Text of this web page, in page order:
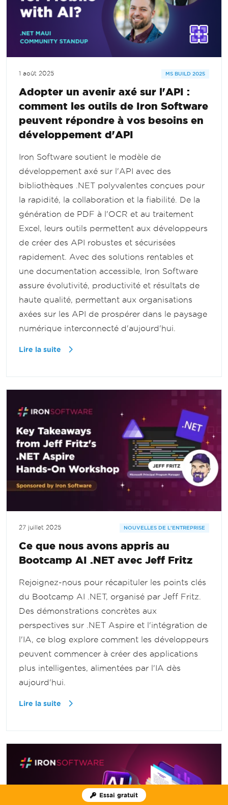
1 août 2025 MS BUILD 2025
Adopter un avenir axé sur l'API :
comment les outils de Iron Software
peuvent répondre à vos besoins en
développement d'API
Iron Software soutient le modèle de
développement axé sur l'API avec des
bibliothèques .NET polyvalentes conçues pour
la rapidité, la collaboration et la fiabilité. De la
génération de PDF à l'OCR et au traitement
Excel, leurs outils permettent aux développeurs
de créer des API robustes et sécurisées
rapidement. Avec des solutions rentables et
une documentation accessible, Iron Software
assure évolutivité, productivité et résultats de
haute qualité, permettant aux organisations
axées sur les API de prospérer dans le paysage
numérique interconnecté d'aujourd'hui.
Lire la suite
27 juillet 2025 NOUVELLES DE L'ENTREPRISE
Ce que nous avons appris au
Bootcamp AI .NET avec Jeff Fritz
Rejoignez-nous pour récapituler les points clés
du Bootcamp AI .NET, organisé par Jeff Fritz.
Des démonstrations concrètes aux
perspectives sur .NET Aspire et l'intégration de
l'IA, ce blog explore comment les développeurs
peuvent commencer à créer des applications
plus intelligentes, alimentées par l'IA dès
aujourd'hui.
Lire la suite
Essai gratuit